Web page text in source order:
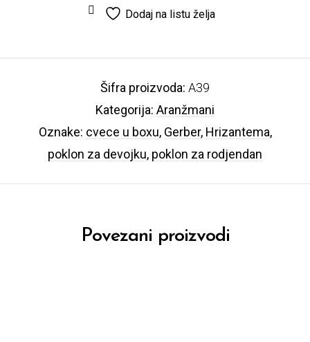
Dodaj na listu želja
Šifra proizvoda: A39
Kategorija: Aranžmani
Oznake: cvece u boxu, Gerber, Hrizantema,
poklon za devojku, poklon za rodjendan
Povezani proizvodi